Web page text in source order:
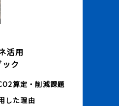
活用
ク
算定・削減課題
した理由